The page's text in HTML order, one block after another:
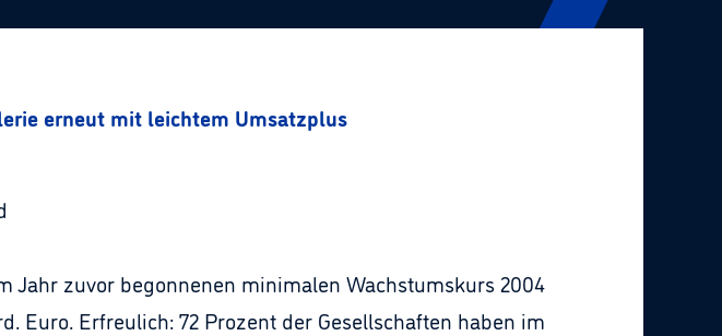
erneut mit leichtem Umsatzplus
Jahr zuvor begonnenen minimalen Wachstumskurs 2004
Euro. Erfreulich: 72 Prozent der Gesellschaften haben im